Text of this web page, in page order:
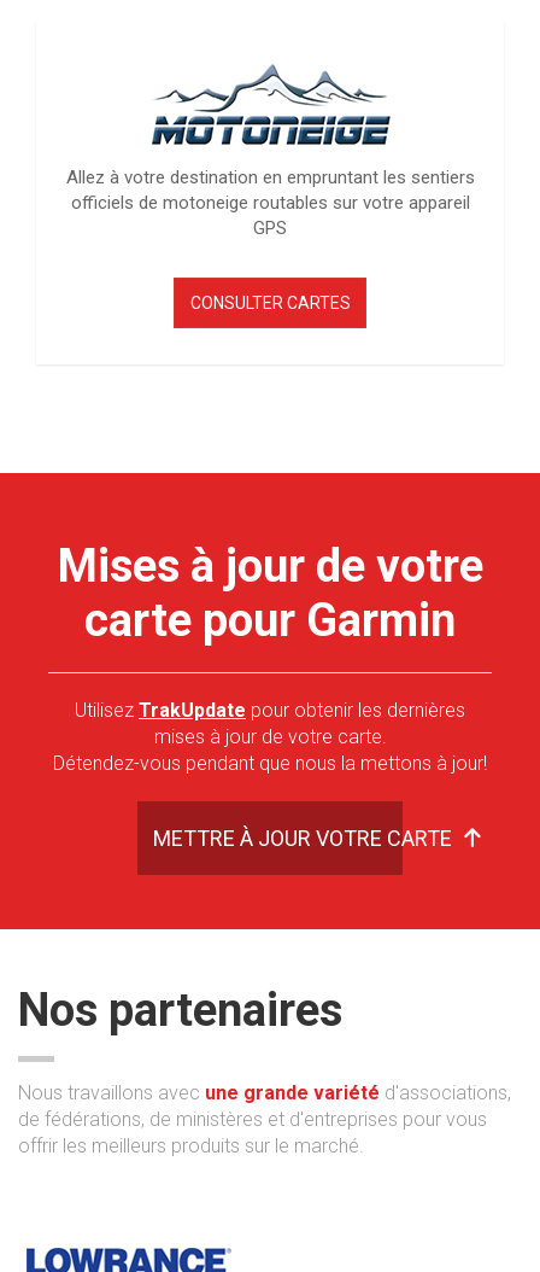
Allez à votre destination en empruntant les sentiers
officiels de motoneige routables sur votre appareil
GPS
CONSULTER CARTES
Mises à jour de votre
carte pour Garmin
Utilisez TrakUpdate pour obtenir les dernières
mises à jour de votre carte.
Détendez-vous pendant que nous la mettons à jour!
METTRE À JOUR VOTRE CARTE
Nos partenaires
Nous travaillons avec une grande variété d'associations,
de fédérations, de ministères et d'entreprises pour vous
offrir les meilleurs produits sur le marché.